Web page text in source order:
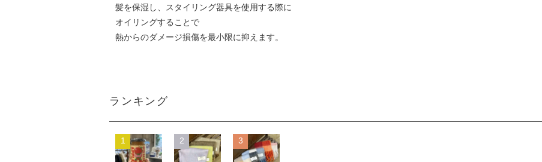
髪を保湿し、スタイリング器具を使用する際に
オイリングすることで
熱からのダメージ損傷を最小限に抑えます。
ランキング
1 2 3